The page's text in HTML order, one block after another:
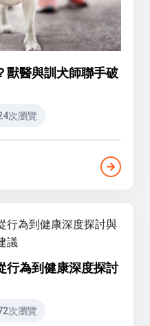
獸醫與訓犬師聯手破
次瀏覽
行為到健康深度探討
次瀏覽